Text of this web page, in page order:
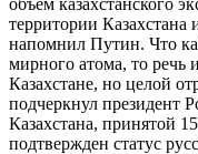
территории
напомнил Путин. Что
мирного атома, то речь
Казахстане, но целой
подчеркнул президент
Казахстана, принятой
подтвержден статус